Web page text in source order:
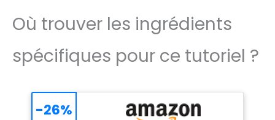
Où trouver les ingrédients
spécifiques pour ce tutoriel ?
-26%